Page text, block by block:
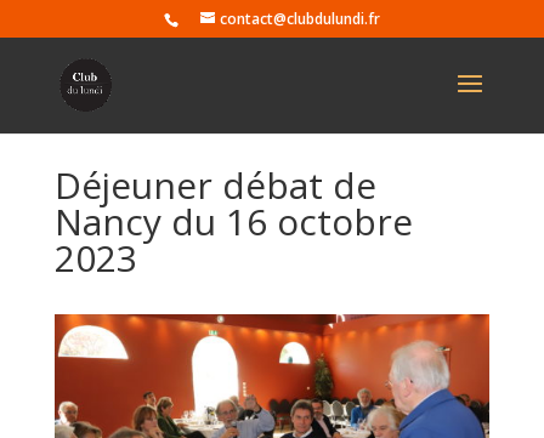
contact@clubdulundi.fr
Déjeuner débat de
Nancy du 16 octobre
2023